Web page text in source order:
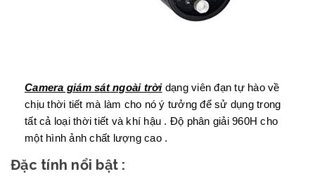
Camera giám sát ngoài trờidạng viên đạn tự hào về
chịu thời tiết mà làm cho nó ý tưởng để sử dụng trong
tất cả loại thời tiết và khí hậu . Độ phân giải 960H cho
một hình ảnh chất lượng cao .
Đặc tính nổi bật :